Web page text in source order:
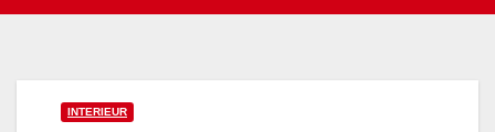
INTERIEUR